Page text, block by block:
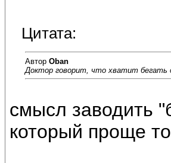
Цитата:
Автор Oban
Доктор говорит, что хватит
смысл заводить
который проще